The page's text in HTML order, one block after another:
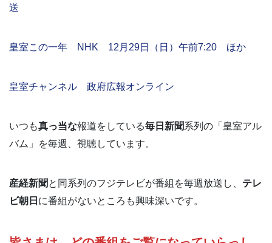
送
皇室この一年 NHK 12月29日（日）午前7:20 ほか
皇室チャンネル 政府広報オンライン
いつも真っ当な報道をしている毎日新聞系列の「皇室アル
バム」を毎週、視聴しています。
産経新聞 と同系列のフジテレビが番組を毎週放送し、 テレ
ビ朝日 に番組がないところも興味深いです。